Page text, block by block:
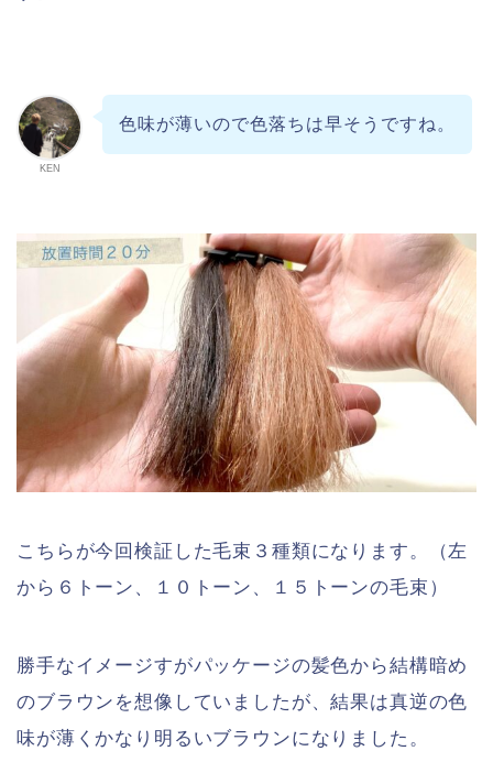
KEN
色味が薄いので色落ちは早そうですね。
こちらが今回検証した毛束３種類になります。（左
から６トーン、１０トーン、１５トーンの毛束）
勝手なイメージすがパッケージの髪色から結構暗め
のブラウンを想像していましたが、結果は真逆の色
味が薄くかなり明るいブラウンになりました。